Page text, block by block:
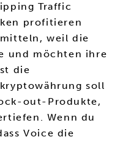
Traffic
profitieren
weil die
und möchten ihre
die
soll
out-Produkte,
Wenn du
Voice die